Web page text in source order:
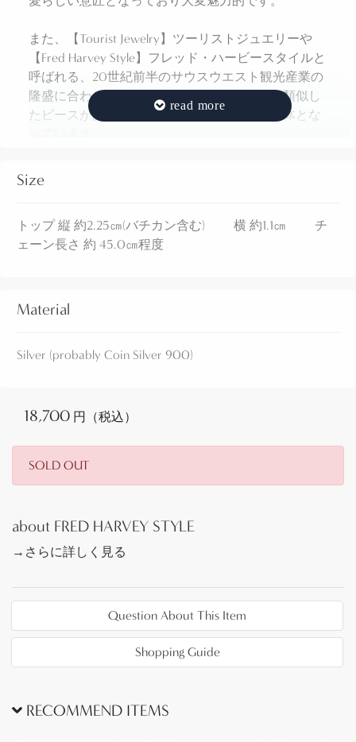
また、【Tourist Jewelry】ツーリストジュエリーや
【Fred Harvey Style】フレッド・ハービースタイルと
呼ばれる、20世紀前半のサウスウエスト観光産業の
隆盛に合わせて作られた作品の一つですが、類似し
たピースがあまり発見されていない希少な個体とな
丸みを帯びたシェイプにカットされた素朴な造形/デ
ザインから、おそらくヒューマンのモチーフと思わ
クによって描き出されており、抽象的な文様を刻む
付属のシルバーチェーンは新しいものですが、重厚
造形スタイルや使用されているスタンプツール(鏨・
刻印)やディテール等から、1935年創業の【BELL
TRADING POST】ベルトレーディングポストや、
1923年により創業され多くのナバホやプエブロの職
人が所属した有名工房【Maisel's Indian Trading Post】
作されたものと推測されますが、ショップマークや
Size
トップ 縦 約2.25㎝(バチカン含む) 横 約1.1㎝ チ
ェーン長さ 約 45.0㎝程度
Material
Silver (probably Coin Silver 900)
18,700 円（税込）
SOLD OUT
about FRED HARVEY STYLE
→さらに詳しく見る
Question About This Item
Shopping Guide
RECOMMEND ITEMS